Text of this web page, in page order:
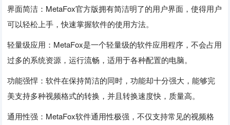
界面简洁：MetaFox官方版拥有简洁明了的用户界面，使得用户
可以轻松上手，快速掌握软件的使用方法。
轻量级应用：MetaFox是一个轻量级的软件应用程序，不会占用
过多的系统资源，运行流畅，适用于各种配置的电脑。
功能强悍：软件在保持简洁的同时，功能却十分强大，能够完
美支持多种视频格式的转换，并且转换速度快，质量高。
通用性强：MetaFox软件通用性极强，不仅支持常见的视频格